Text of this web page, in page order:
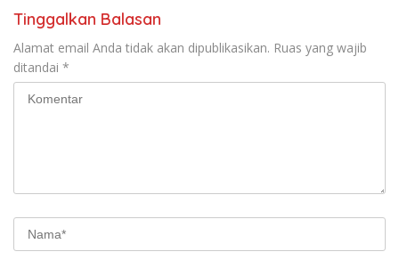
Tinggalkan Balasan
Alamat email Anda tidak akan dipublikasikan. Ruas yang wajib
ditandai *